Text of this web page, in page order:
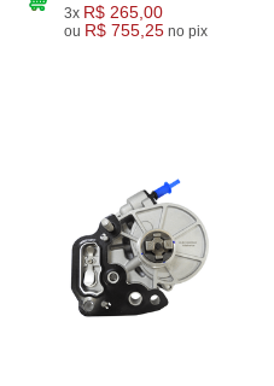
3x R$ 265,00
ou R$ 755,25 no pix